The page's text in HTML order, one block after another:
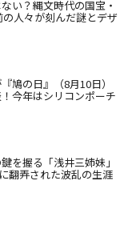
い？縄文時代の国宝・
人々が刻んだ謎とデザ
鳩の日』（8月10日）
今年はシリコンポーチ
を握る「浅井三姉妹」
翻弄された波乱の生涯